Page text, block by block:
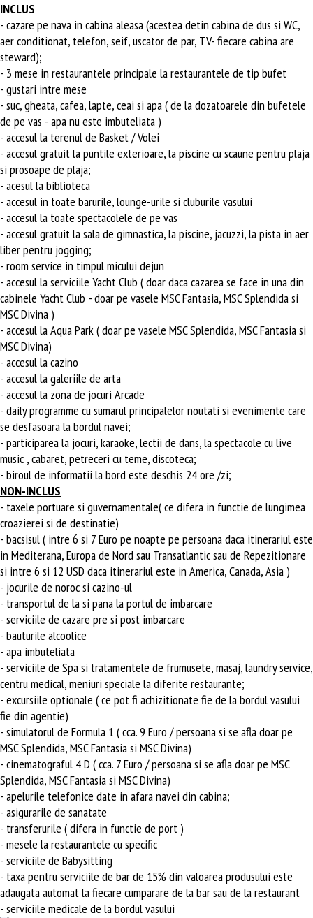
INCLUS
- cazare pe nava in cabina aleasa (acestea detin cabina de dus si WC,
aer conditionat, telefon, seif, uscator de par, TV- fiecare cabina are
steward);
- 3 mese in restaurantele principale la restaurantele de tip bufet
- gustari intre mese
- suc, gheata, cafea, lapte, ceai si apa ( de la dozatoarele din bufetele
de pe vas - apa nu este imbuteliata )
- accesul la terenul de Basket / Volei
- accesul gratuit la puntile exterioare, la piscine cu scaune pentru plaja
si prosoape de plaja;
- acesul la biblioteca
- accesul in toate barurile, lounge-urile si cluburile vasului
- accesul la toate spectacolele de pe vas
- accesul gratuit la sala de gimnastica, la piscine, jacuzzi, la pista in aer
liber pentru jogging;
- room service in timpul micului dejun
- accesul la serviciile Yacht Club ( doar daca cazarea se face in una din
cabinele Yacht Club - doar pe vasele MSC Fantasia, MSC Splendida si
MSC Divina )
- accesul la Aqua Park ( doar pe vasele MSC Splendida, MSC Fantasia si
MSC Divina)
- accesul la cazino
- accesul la galeriile de arta
- accesul la zona de jocuri Arcade
- daily programme cu sumarul principalelor noutati si evenimente care
se desfasoara la bordul navei;
- participarea la jocuri, karaoke, lectii de dans, la spectacole cu live
music , cabaret, petreceri cu teme, discoteca;
- biroul de informatii la bord este deschis 24 ore /zi;
NON-INCLUS
- taxele portuare si guvernamentale( ce difera in functie de lungimea
croazierei si de destinatie)
- bacsisul ( intre 6 si 7 Euro pe noapte pe persoana daca itinerariul este
in Mediterana, Europa de Nord sau Transatlantic sau de Repezitionare
si intre 6 si 12 USD daca itinerariul este in America, Canada, Asia )
- jocurile de noroc si cazino-ul
- transportul de la si pana la portul de imbarcare
- serviciile de cazare pre si post imbarcare
- bauturile alcoolice
- apa imbuteliata
- serviciile de Spa si tratamentele de frumusete, masaj, laundry service,
centru medical, meniuri speciale la diferite restaurante;
- excursiile optionale ( ce pot fi achizitionate fie de la bordul vasului
fie din agentie)
- simulatorul de Formula 1 ( cca. 9 Euro / persoana si se afla doar pe
MSC Splendida, MSC Fantasia si MSC Divina)
- cinematograful 4 D ( cca. 7 Euro / persoana si se afla doar pe MSC
Splendida, MSC Fantasia si MSC Divina)
- apelurile telefonice date in afara navei din cabina;
- asigurarile de sanatate
- transferurile ( difera in functie de port )
- mesele la restaurantele cu specific
- serviciile de Babysitting
- taxa pentru serviciile de bar de 15% din valoarea produsului este
adaugata automat la fiecare cumparare de la bar sau de la restaurant
- serviciile medicale de la bordul vasului